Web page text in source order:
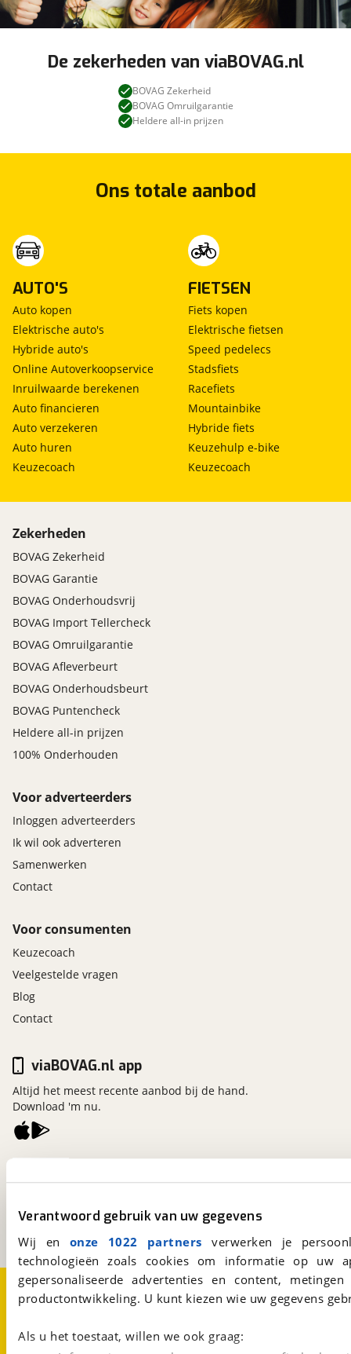
Verantwoord gebruik van uw gegevens
Wij en onze 1022 partners verwerken je
technologieën zoals cookies om informatie op
gepersonaliseerde advertenties en content,
productontwikkeling. U kunt kiezen wie uw gegevens
Als u het toestaat, willen we ook graag:
De zekerheden van viaBOVAG.nl
BOVAG Zekerheid
BOVAG Omruilgarantie
Heldere all-in prijzen
Ons totale aanbod
AUTO'S
Auto kopen
Elektrische auto's
Hybride auto's
Online Autoverkoopservice
Inruilwaarde berekenen
Auto financieren
Auto verzekeren
Auto huren
Keuzecoach
FIETSEN
Fiets kopen
Elektrische fietsen
Speed pedelecs
Stadsfiets
Racefiets
Mountainbike
Hybride fiets
Keuzehulp e-bike
Keuzecoach
Zekerheden
BOVAG Zekerheid
BOVAG Garantie
BOVAG Onderhoudsvrij
BOVAG Import Tellercheck
BOVAG Omruilgarantie
BOVAG Afleverbeurt
BOVAG Onderhoudsbeurt
BOVAG Puntencheck
Heldere all-in prijzen
100% Onderhouden
Voor adverteerders
Inloggen adverteerders
Ik wil ook adverteren
Samenwerken
Contact
Voor consumenten
Keuzecoach
Veelgestelde vragen
Blog
Contact
Een initiatief van
viaBOVAG.nl app
Altijd het meest recente aanbod bij de hand.
Download 'm nu.
Over viaBOVAG.nlDisclaimer- en Privacyverklaring
CookievoorkeurenVacatures